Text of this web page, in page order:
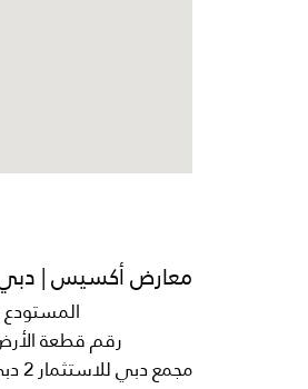
معارض أكسيس | دبي،
المستودع رقم: 3 و
رقم قطعة الأرض: 4900-597، دي
مجمع دبي للاستثمار 2 دبي، الإمارات العربية المتحدة